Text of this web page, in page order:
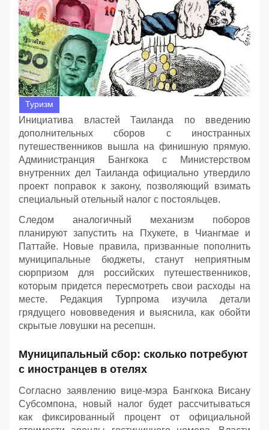
Туризм
Инициатива властей Таиланда по введению
дополнительных сборов с иностранных
путешественников вышла на финишную прямую.
Администранция Бангкока с Министерством
внутренних дел Таиланда официально утвердило
проект поправок к закону, позволяющий взимать
специальный отельный налог с постояльцев.
Следом аналогичный механизм поборов
планируют запустить на Пхукете, в Чиангмае и
Паттайе. Новые правила, призванные пополнить
муниципальные бюджеты, станут неприятным
сюрпризом для российских путешественников,
которым придется пересмотреть свои расходы на
месте. Редакция Турпрома изучила детали
грядущего нововведения и выяснила, как обойти
скрытые ловушки на ресепшн.
Муниципальный сбор: сколько потребуют
с иностранцев в отелях
Согласно заявлению вице-мэра Бангкока Висану
Субсомпона, новый налог будет рассчитываться
как фиксированный процент от официальной